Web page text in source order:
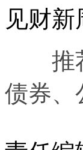
见财新
推
债券、